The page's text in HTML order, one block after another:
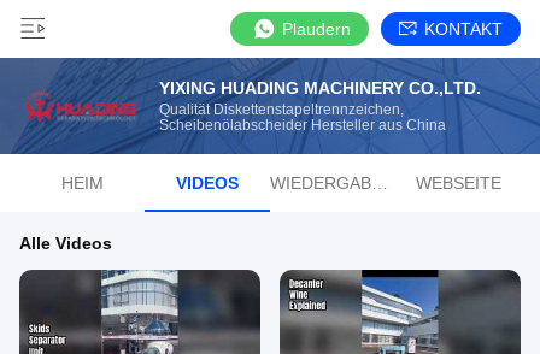
Plaudern KONTAKT
YIXING HUADING MACHINERY CO.,LTD.
Qualität Diskettenstapeltrennzeichen,
Scheibenölabscheider Hersteller aus China
HEIM VIDEOS WEBSEITE
Alle Videos